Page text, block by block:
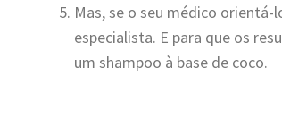
Mas, se o seu médico
especialista. E para que os
um shampoo à base de coco.